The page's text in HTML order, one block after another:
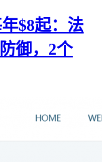
$8起：法
御，2个